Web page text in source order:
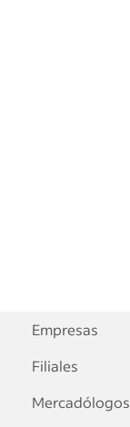
Empresas
Filiales
Mercadólogos